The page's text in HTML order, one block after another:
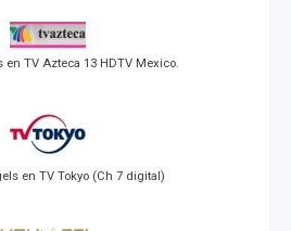
TV Azteca 13 HDTV Mexico.
en TV Tokyo (Ch 7 digital)